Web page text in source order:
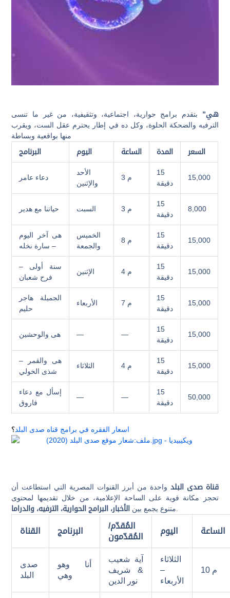
هي” بتقدم برامج حوارية، اجتماعية، وتثقيفية، من غير ما تنسى
الترفيه والضحكة الحلوة، وكل ده في إطار يحترم عقل الست، ويقرب
منها بواقعية وبساطة
البرنامج
اليوم الساعة المدة السعر
دعاء عامر
الأحد
والإثنين
3 م
15
دقيقة
15,000
حياتنا مع هدير السبت 3 م
15
دقيقة
8,000
هى آخر اليوم
– سارة نخله
الخميس
والجمعة
8 م
15
دقيقة
15,000
سنة أولى –
فرح شعبان
الإثنين 4 م
15
دقيقة
15,000
الجميلة هاجر
حليم
الأربعاء 7 م
15
دقيقة
15,000
هى والوحشين — —
15
دقيقة
15,000
هى والقمر –
شذى الخولي
الثلاثاء 4 م
15
دقيقة
15,000
إسأل مع دعاء
فاروق
— —
15
دقيقة
50,000
اسعار الفقره في برامج قناه صدى البلد؟
قناة صدى البلد واحدة من أبرز القنوات المصرية التي استطاعت أن
تحجز مكانة قوية على الساحة الإعلامية، من خلال تقديمها لمحتوى
متنوع يجمع بين
الأخبار، البرامج الحوارية، الترفيه، والدراما
القناة البرنامج
المُقدّم/
المُقدّمون
اليوم الساعة
صدى
البلد
أنا وهو
وهي
آية شعيب
& شريف
نور الدين
الثلاثاء
–
الأربعاء
10 م